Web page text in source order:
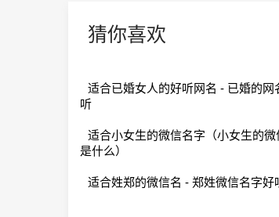
猜你喜欢
适合已婚女人的好听网名 - 已婚的网
听
适合小女生的微信名字（小女生的
是什么）
适合姓郑的微信名 - 郑姓微信名字好